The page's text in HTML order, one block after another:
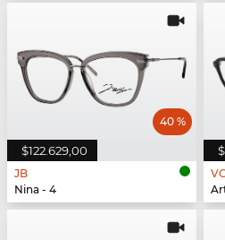
$122.629,00
40 %
JB
Nina - 4